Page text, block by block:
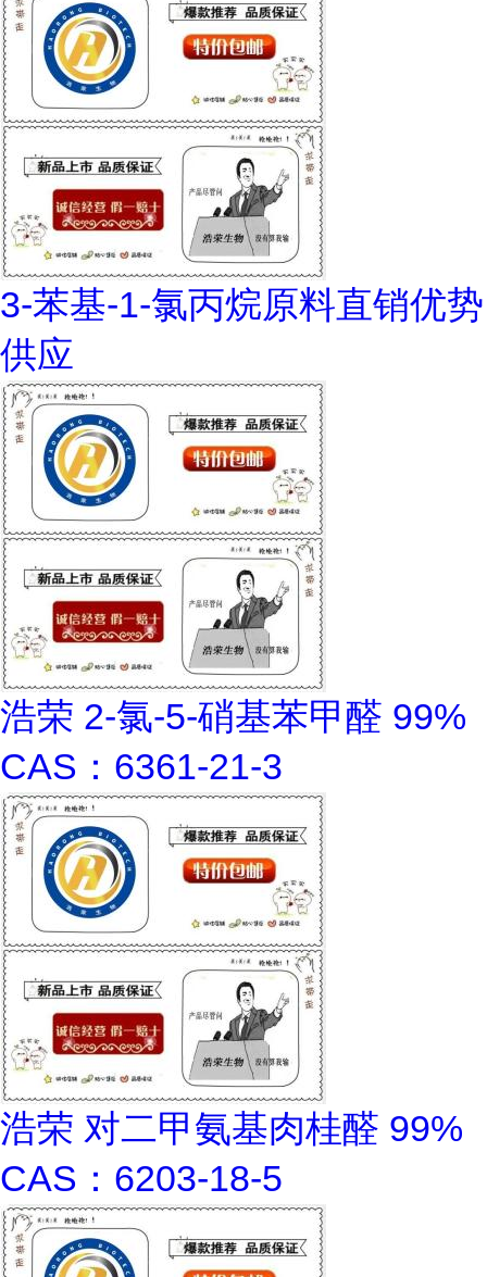
3-苯基-1-氯丙烷原料直销优势
供应
浩荣 2-氯-5-硝基苯甲醛 99%
CAS：6361-21-3
浩荣 对二甲氨基肉桂醛 99%
CAS：6203-18-5